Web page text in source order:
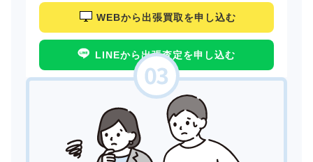
WEBから出張買取を申し込む
LINEから出張査定を申し込む